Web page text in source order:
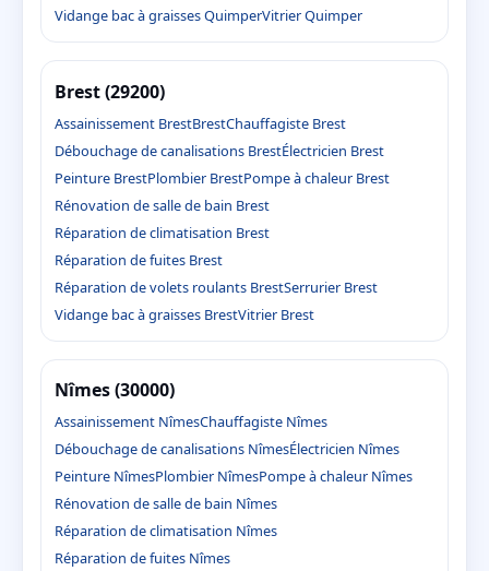
Vidange bac à graisses QuimperVitrier Quimper
Brest (29200)
Assainissement BrestBrestChauffagiste Brest
Débouchage de canalisations BrestÉlectricien Brest
Peinture BrestPlombier BrestPompe à chaleur Brest
Rénovation de salle de bain Brest
Réparation de climatisation Brest
Réparation de fuites Brest
Réparation de volets roulants BrestSerrurier Brest
Vidange bac à graisses BrestVitrier Brest
Nîmes (30000)
Assainissement NîmesChauffagiste Nîmes
Débouchage de canalisations NîmesÉlectricien Nîmes
Peinture NîmesPlombier NîmesPompe à chaleur Nîmes
Rénovation de salle de bain Nîmes
Réparation de climatisation Nîmes
Réparation de fuites Nîmes